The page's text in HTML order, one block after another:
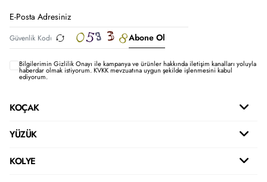
Abone Ol
Bilgilerimin Gizlilik Onayı ile kampanya ve ürünler hakkında iletişim kanalları yoluyla
haberdar olmak istiyorum.KVKK mevzuatına uygun şekilde işlenmesini kabul
ediyorum.
KOÇAK
YÜZÜK
KOLYE